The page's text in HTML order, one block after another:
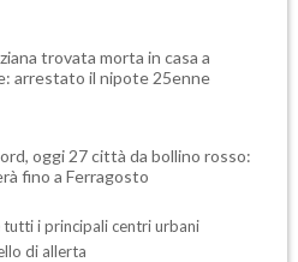
trovata morta in casa a
arrestato il nipote 25enne
oggi 27 città da bollino rosso:
fino a Ferragosto
tutti i principali centri urbani
di allerta